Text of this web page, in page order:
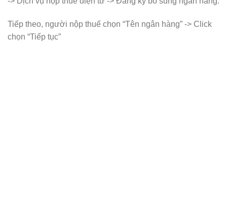
Tiếp theo, người nộp thuế chọn “Tên ngân hàng” -> Click
chọn “Tiếp tục”